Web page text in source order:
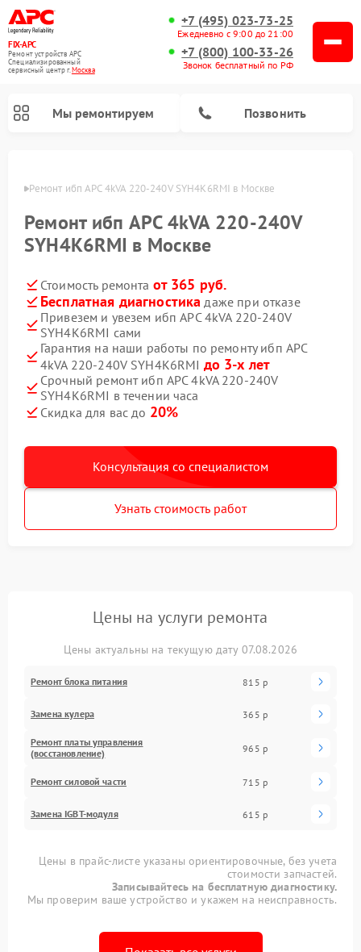
FIX-APC
Ремонт устройств APC
Специализированный
cервисный центр г.Москва
+7 (495) 023-73-25
Ежедневно с 9:00 до 21:00
+7 (800) 100-33-26
Звонок бесплатный по РФ
Мы ремонтируем Позвонить
Ремонт ибп APC 4kVA 220-240V SYH4K6RMI в Москве
Ремонт ибп APC 4kVA 220-240V
SYH4K6RMI в Москве
Стоимость ремонта от 365 руб.
Бесплатная диагностика даже при отказе
Привезем и увезем ибп APC 4kVA 220-240V
SYH4K6RMI сами
Гарантия на наши работы по ремонту ибп APC
4kVA 220-240V SYH4K6RMI до 3-х лет
Срочный ремонт ибп APC 4kVA 220-240V
SYH4K6RMI в течении часа
Скидка для вас до 20%
Консультация со специалистом
Узнать стоимость работ
Цены на услуги ремонта
Цены актуальны на текущую дату 07.08.2026
Ремонт блока питания 815 р
Замена кулера 365 р
Ремонт платы управления
(восстановление)
965 р
Ремонт силовой части 715 р
Замена IGBT-модуля 615 р
Цены в прайс-листе указаны ориентировочные, без учета
стоимости запчастей.
Записывайтесь на бесплатную диагностику.
Мы проверим ваше устройство и укажем на неисправность.